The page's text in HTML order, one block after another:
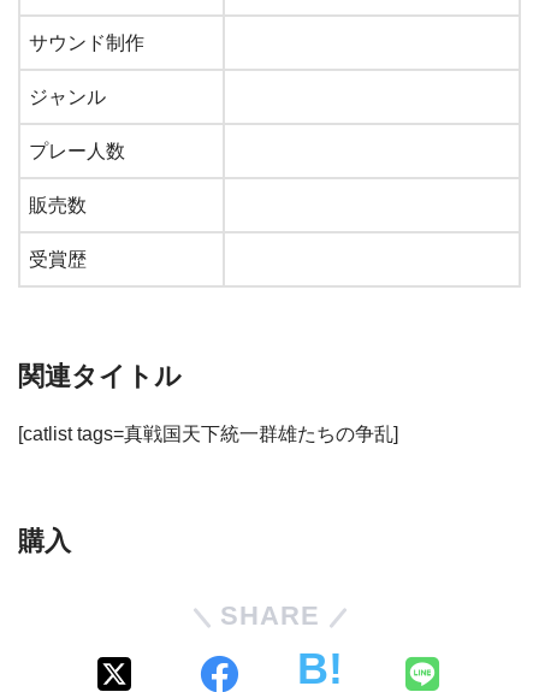
サウンド制作
ジャンル
プレー人数
販売数
受賞歴
関連タイトル
[catlist tags=真戦国天下統一群雄たちの争乱]
購入
SHARE